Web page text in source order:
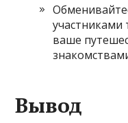
участниками
ваше
Вывод